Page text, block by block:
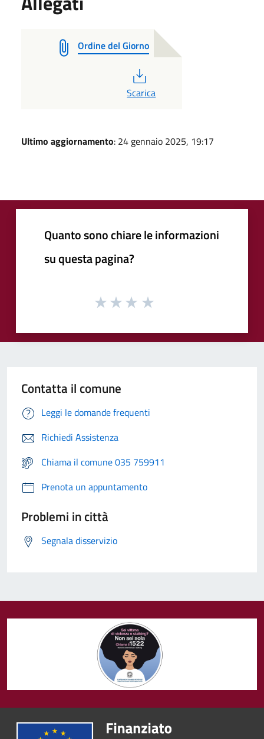
Ordine del Giorno
Scarica
Ultimo aggiornamento: 24 gennaio 2025, 19:17
Quanto sono chiare le informazioni
su questa pagina?
Contatta il comune
Leggi le domande frequenti
Richiedi Assistenza
Chiama il comune 035 759911
Prenota un appuntamento
Problemi in città
Segnala disservizio